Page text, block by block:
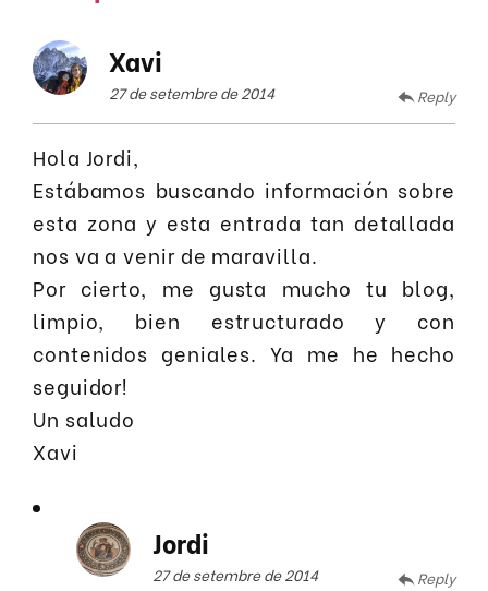
Xavi
27 de setembre de 2014 Reply
Hola Jordi,
Estábamos buscando información sobre
esta zona y esta entrada tan detallada
nos va a venir de maravilla.
Por cierto, me gusta mucho tu blog,
limpio, bien estructurado y con
contenidos geniales. Ya me he hecho
seguidor!
Un saludo
Xavi
Jordi
27 de setembre de 2014 Reply